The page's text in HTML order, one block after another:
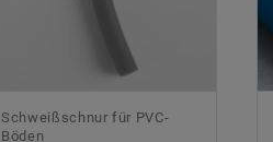
Schweißschnur für PVC-
Böden